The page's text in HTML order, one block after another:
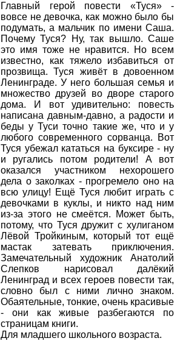
Главный герой повести «Туся» -
вовсе не девочка, как можно было бы
подумать, а мальчик по имени Саша.
Почему Туся? Ну, так вышло. Саше
это имя тоже не нравится. Но всем
известно, как тяжело избавиться от
прозвища. Туся живёт в довоенном
Ленинграде. У него большая семья и
множество друзей во дворе старого
дома. И вот удивительно: повесть
написана давным-давно, а радости и
беды у Туси точно такие же, что и у
любого современного сорванца. Вот
Туся убежал кататься на буксире - ну
и ругались потом родители! А вот
оказался участником нехорошего
дела о заколках - прогремело оно на
всю улицу! Ещё Туся любит играть с
девочками в куклы, и никто над ним
из-за этого не смеётся. Может быть,
потому, что Туся дружит с хулиганом
Лёвой Тройкиным, который тот ещё
мастак затевать приключения.
Замечательный художник Анатолий
Слепков нарисовал далёкий
Ленинград и всех героев повести так,
словно был с ними лично знаком.
Обаятельные, тонкие, очень красивые
- они как живые разбегаются по
страницам книги.
Для младшего школьного возраста.